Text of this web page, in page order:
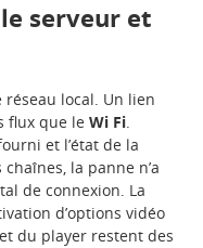
serveur et
local. Un lien
flux que leWi Fi.
et l’état de la
chaînes, la panne n’a
de connexion. La
d’options vidéo
du player restent des